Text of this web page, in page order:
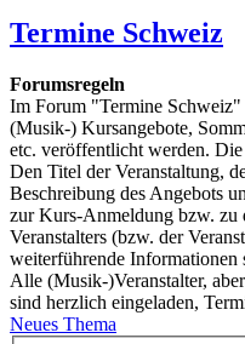
Termine Schweiz
Forumsregeln
Im Forum "Termine Schweiz"
(Musik-) Kursangebote,
etc. veröffentlicht werden.
Den Titel der Veranstaltung,
Beschreibung des Angebots
zur Kurs-Anmeldung bzw. zu
Veranstalters (bzw. der
weiterführende Informationen
Alle (Musik-)Veranstalter,
sind herzlich eingeladen,
Neues Thema